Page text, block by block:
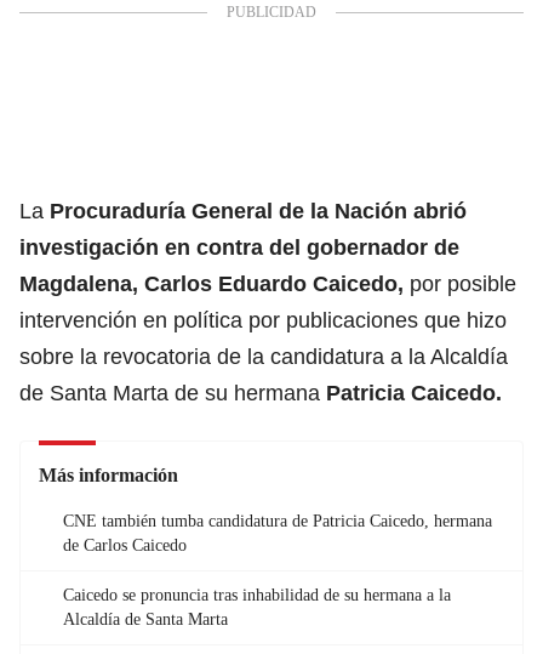
La Procuraduría General de la Nación abrió
investigación en contra del gobernador de
Magdalena, Carlos Eduardo Caicedo, por posible
intervención en política por publicaciones que hizo
sobre la revocatoria de la candidatura a la Alcaldía
de Santa Marta de su hermana Patricia Caicedo.
Más información
CNE también tumba candidatura de Patricia Caicedo, hermana
de Carlos Caicedo
Caicedo se pronuncia tras inhabilidad de su hermana a la
Alcaldía de Santa Marta